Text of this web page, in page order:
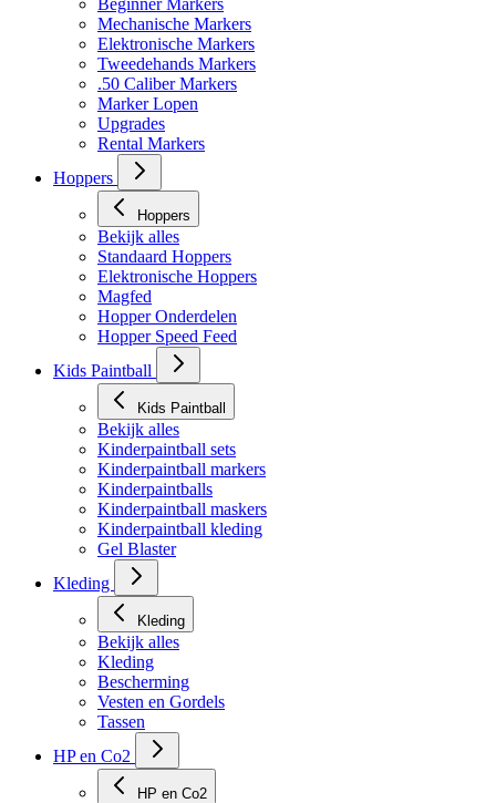
Bekijk alles
Beginner Markers
Mechanische Markers
Elektronische Markers
Tweedehands Markers
.50 Caliber Markers
Marker Lopen
Upgrades
Rental Markers
Hoppers
Hoppers
Bekijk alles
Standaard Hoppers
Elektronische Hoppers
Magfed
Hopper Onderdelen
Hopper Speed Feed
Kids Paintball
Kids Paintball
Bekijk alles
Kinderpaintball sets
Kinderpaintball markers
Kinderpaintballs
Kinderpaintball maskers
Kinderpaintball kleding
Gel Blaster
Kleding
Bekijk alles
Kleding
Bescherming
Vesten en Gordels
Tassen
HP en Co2